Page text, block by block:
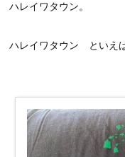
ハレイワタウン。
ハレイワタウン といえ